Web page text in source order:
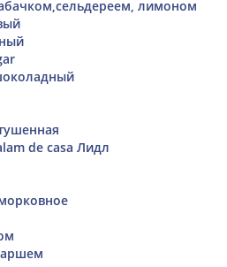
лимоном
de casа Лидл